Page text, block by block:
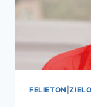
FELIETON |